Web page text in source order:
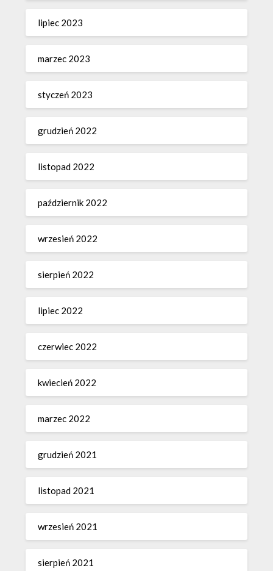
lipiec 2023
marzec 2023
styczeń 2023
grudzień 2022
listopad 2022
październik 2022
wrzesień 2022
sierpień 2022
lipiec 2022
czerwiec 2022
kwiecień 2022
marzec 2022
grudzień 2021
listopad 2021
wrzesień 2021
sierpień 2021